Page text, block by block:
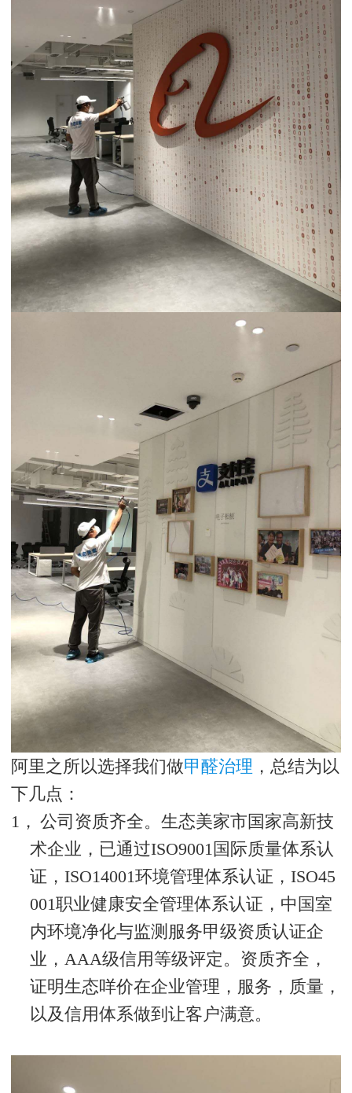
阿里之所以选择我们做甲醛治理 ，总结为以
下几点：
1， 公司资质齐全。生态美家市国家高新技
术企业，已通过ISO9001国际质量体系认
证， ISO14001环境管理体系认证， ISO45
001职业健康安全管理体系认证，中国室
内环境净化与监测服务甲级资质认证企
业， AAA级信用等级评定。资质齐全，
证明生态咩价在企业管理，服务，质量，
以及信用体系做到让客户满意。